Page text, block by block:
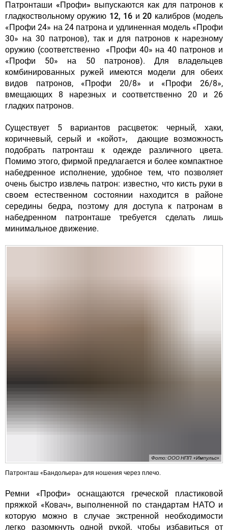
Патронташи «Профи» выпускаются как для патронов к
гладкоствольному оружию 12, 16 и 20 калибров (модель
«Профи 24» на 24 патрона и удлиненная модель «Профи
30» на 30 патронов), так и для патронов к нарезному
оружию (соответственно «Профи 40» на 40 патронов и
«Профи 50» на 50 патронов). Для владельцев
комбинированных ружей имеются модели для обеих
видов патронов, «Профи 20/8» и «Профи 26/8»,
вмещающих 8 нарезных и соответственно 20 и 26
гладких патронов.
Cуществует 5 вариантов расцветок: черный, хаки,
коричневый, серый и «койот», дающие возможность
подобрать патронташ к одежде различного цвета.
Помимо этого, фирмой предлагается и более компактное
набедренное исполнение, удобное тем, что позволяет
очень быстро извлечь патрон: известно, что кисть руки в
своем естественном состоянии находится в районе
середины бедра, поэтому для доступа к патронам в
набедренном патронташе требуется сделать лишь
минимальное движение.
Фото: ООО НПП «Импульс»
Патронташ «Бандольера» для ношения через плечо.
Ремни «Профи» оснащаются греческой пластиковой
пряжкой «Ковач», выполненной по стандартам НАТО и
которую можно в случае экстренной необходимости
легко разомкнуть одной рукой, чтобы избавиться от